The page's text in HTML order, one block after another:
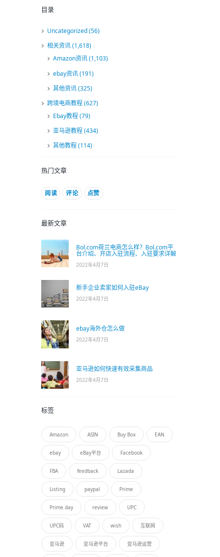
目录
Uncategorized(56)
相关资讯(1,618)
Amazon资讯(1,103)
ebay资讯(191)
其他资讯(325)
跨境电商教程(627)
Ebay教程(79)
亚马逊教程(434)
其他教程(114)
热门文章
阅读 评论 点赞
最新文章
Bol.com荷兰电商怎么样？Bol.com平
台介绍、开店入驻流程、入驻要求详解
2022年4月7日
新手企业卖家如何入驻eBay
2022年4月7日
ebay海外仓怎么做
2022年4月7日
亚马逊如何快速有效采集商品
2022年4月7日
标签
Amazon ASIN Buy Box EAN
ebay eBay平台 Facebook
FBA feedback Lazada
Listing paypal Prime
Prime day review UPC
UPC码 VAT wish 互联网
亚马逊 亚马逊平台 亚马逊运营